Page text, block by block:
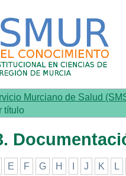
Murciano de Salud
título
E F G H J K L